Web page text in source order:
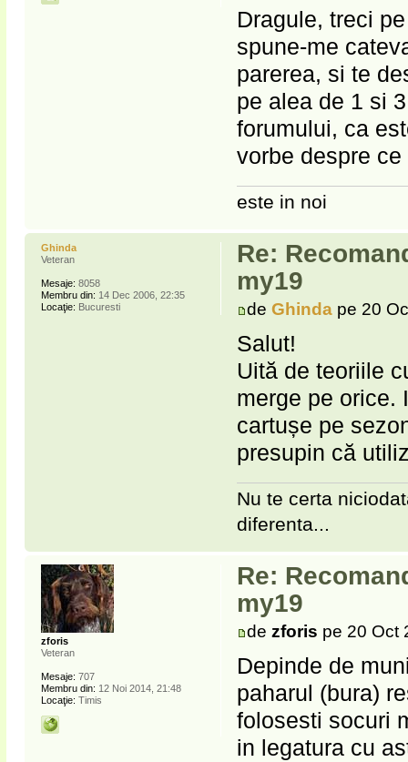
Dragule, treci
spune-me
parerea, si te
pe alea de 1 si
forumului, ca
vorbe despre
este in noi
Re:
my19
deGhinda pe 20
Salut!
Uită de teoriile
merge pe orice.
cartușe pe
presupin că
Nu te certa
diferenta...
Ghinda
Veteran
Mesaje: 8058
Membru din: 14 Dec 2006, 22:35
Locaţie: Bucuresti
Re:
my19
dezforis pe 20 Oct
Depinde de
paharul (bura)
folosesti socuri
in legatura cu
zforis
Veteran
Mesaje: 707
Membru din: 12 Noi 2014, 21:48
Locaţie: Timis